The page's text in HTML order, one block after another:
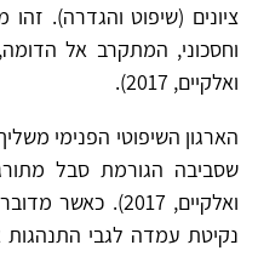
ציונים (שיפוט והגדרה).
וחסכוני, המתקרב אל
ואלקיים, 2017).
הארגון השיפוטי הפנימי
שסביבה הגורמת סבל
ואלקיים, 2017).
נקיטת עמדה לגבי